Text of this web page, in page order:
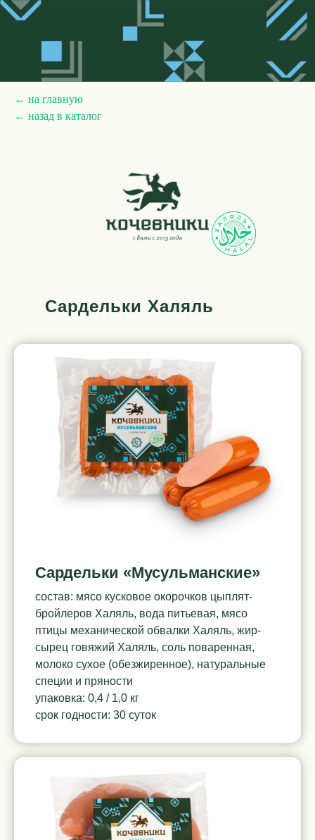
← на главную
← назад в каталог
Сардельки Халяль
Сардельки «Мусульманские»
состав: мясо кусковое окорочков цыплят-
бройлеров Халяль, вода питьевая, мясо
птицы механической обвалки Халяль, жир-
сырец говяжий Халяль, соль поваренная,
молоко сухое (обезжиренное), натуральные
специи и пряности
упаковка: 0,4 / 1,0 кг
срок годности: 30 суток